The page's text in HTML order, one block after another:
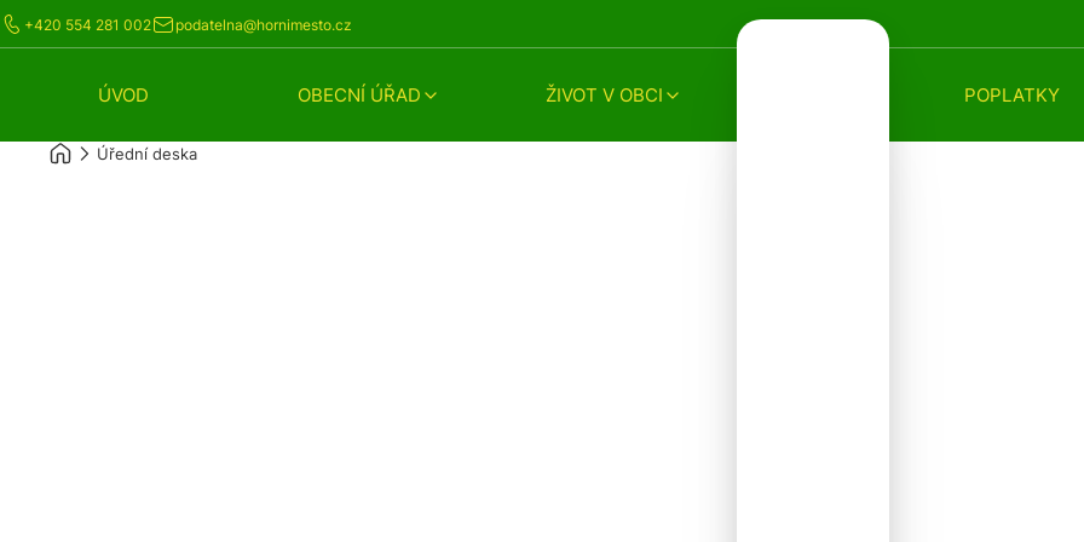
+420 554 281 002 podatelna@hornimesto.cz
ÚVOD OBECNÍ ÚŘAD ŽIVOT V OBCI POPLATKY
Úřední deska